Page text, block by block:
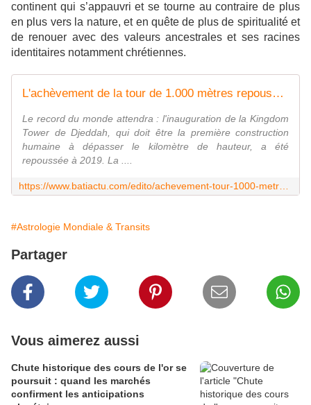
continent qui s’appauvri et se tourne au contraire de plus
en plus vers la nature, et en quête de plus de spiritualité et
de renouer avec des valeurs ancestrales et ses racines
identitaires notamment chrétiennes.
L'achèvement de la tour de 1.000 mètres repoussé d'un an en Arabie saoudite
Le record du monde attendra : l'inauguration de la Kingdom
Tower de Djeddah, qui doit être la première construction
humaine à dépasser le kilomètre de hauteur, a été
repoussée à 2019. La ....
#Astrologie Mondiale & Transits
Partager
Vous aimerez aussi
Chute historique des cours de l'or se
poursuit : quand les marchés
confirment les anticipations